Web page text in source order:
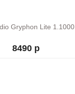
Gryphon Lite 1.1000
8490 р